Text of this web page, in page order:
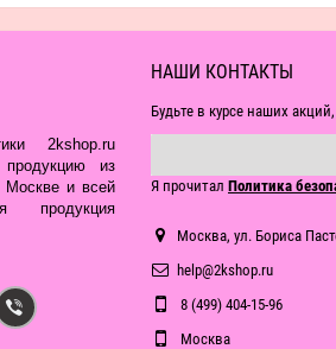
2kshop.ru
из
Москве и всей
продукция
НАШИ КОНТАКТЫ
Будьте в курсе наших
Я прочитал Политика
Москва, ул. Бориса
help@2kshop.ru
8 (499) 404-15-96
Москва